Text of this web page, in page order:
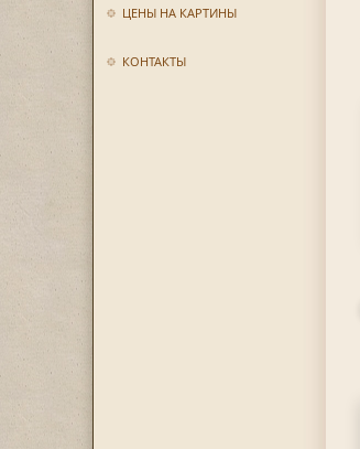
ЦЕНЫ НА КАРТИНЫ
КОНТАКТЫ